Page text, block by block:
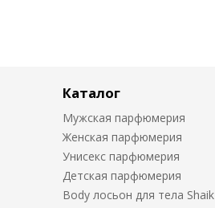
Каталог
Мужская парфюмерия
Женская парфюмерия
Унисекс парфюмерия
Детская парфюмерия
Body лосьон для тела Shaik